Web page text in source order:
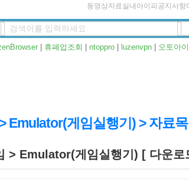
동영상자료실 내아이피 공지사항
| 휴폐업조회 ntoppro| luzenvpn| 오토아
Emulator(게임실행기) > 자료목
> Emulator(게임실행기) [ 다운로